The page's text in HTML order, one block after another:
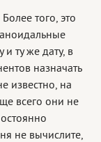
того, это
ту же дату, в
назначать
известно, на
всего они не
не вычислите,